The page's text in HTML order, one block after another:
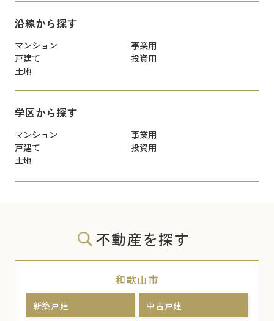
沿線から探す
マンション
事業用
戸建て
投資用
土地
学区から探す
マンション
事業用
戸建て
投資用
土地
不動産を探す
和歌山市
新築戸建 中古戸建